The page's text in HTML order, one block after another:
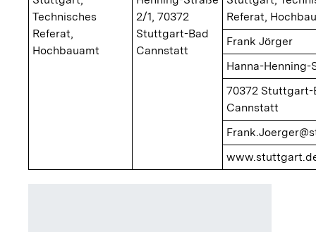
Technisches
Referat,
Hochbauamt
2/1, 70372
Stuttgart-Bad
Cannstatt
Referat,
Frank Jörger
Hanna-Henning-
70372 Stuttgart-
Cannstatt